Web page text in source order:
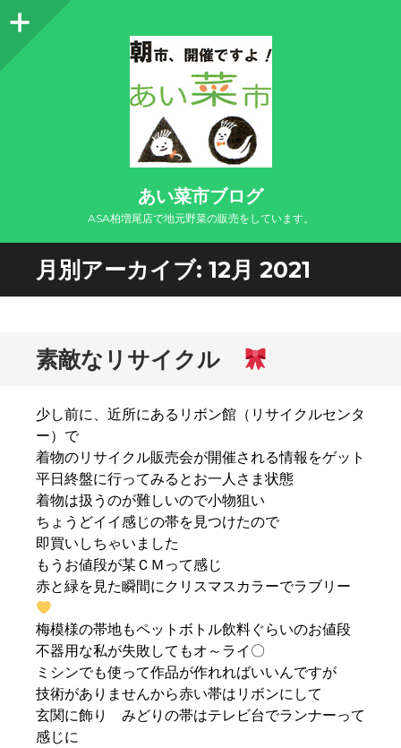
あい菜市ブログ
ASA柏増尾店で地元野菜の販売をしています。
月別アーカイブ: 12月 2021
素敵なリサイクル
少し前に、近所にあるリボン館（リサイクルセンタ
ー）で
着物のリサイクル販売会が開催される情報をゲット
平日終盤に行ってみるとお一人さま状態
着物は扱うのが難しいので小物狙い
ちょうどイイ感じの帯を見つけたので
即買いしちゃいました
もうお値段が某ＣＭって感じ
赤と緑を見た瞬間にクリスマスカラーでラブリー
梅模様の帯地もペットボトル飲料ぐらいのお値段
不器用な私が失敗してもオ～ライ〇
ミシンでも使って作品が作れればいいんですが
技術がありませんから赤い帯はリボンにして
玄関に飾り みどりの帯はテレビ台でランナーって
感じに